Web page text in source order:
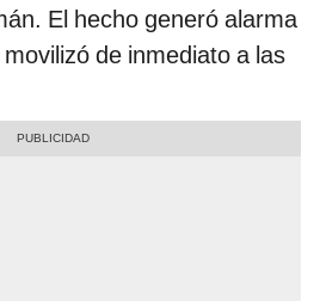
El hecho generó alarma
de inmediato a las